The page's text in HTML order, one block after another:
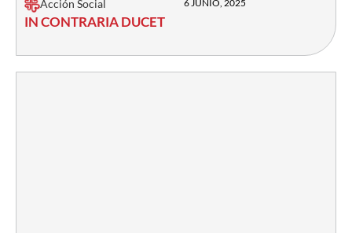
Acción Social 6 JUNIO, 2025
IN CONTRARIA DUCET